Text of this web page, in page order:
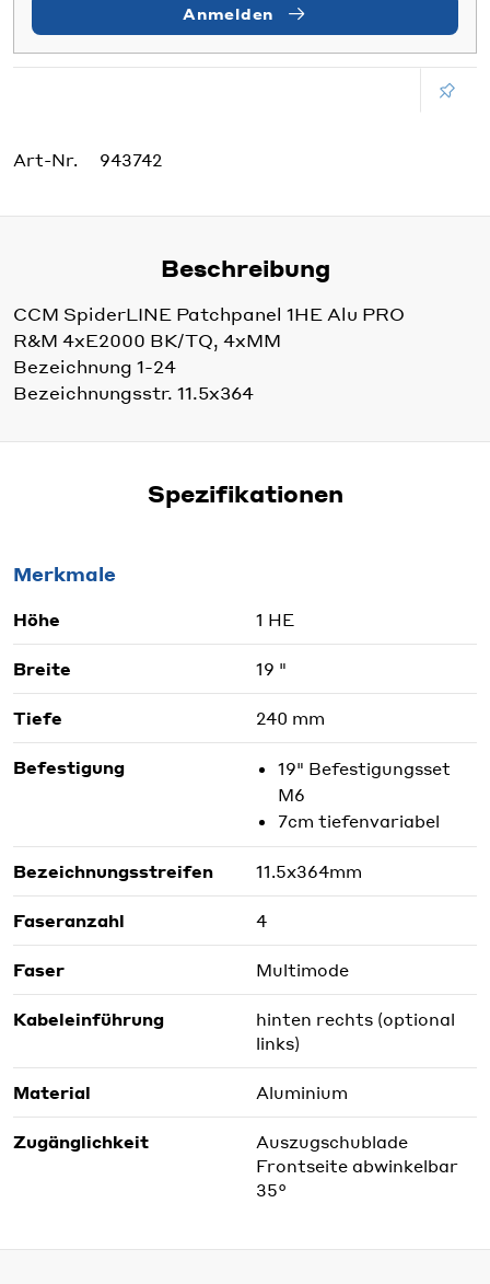
Anmelden
Art-Nr. 943742
Beschreibung
CCM SpiderLINE Patchpanel 1HE Alu PRO
R&M 4xE2000 BK/TQ, 4xMM
Bezeichnung 1-24
Bezeichnungsstr. 11.5x364
Spezifikationen
Merkmale
Höhe 1 HE
Breite 19 "
Tiefe 240 mm
Befestigung
19" Befestigungsset
M6
7cm tiefenvariabel
Bezeichnungsstreifen 11.5x364mm
Faseranzahl 4
Faser Multimode
Kabeleinführung
hinten rechts (optional
links)
Material Aluminium
Zugänglichkeit
Auszugschublade
Frontseite abwinkelbar
35°